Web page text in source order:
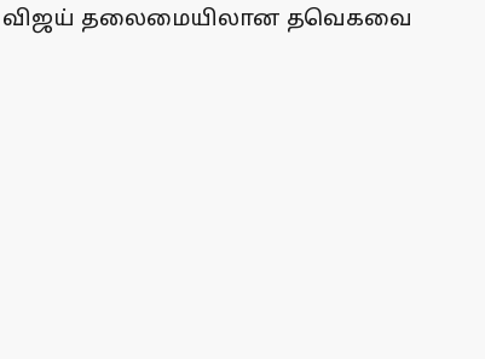
விஜய் தலைமையிலான தவெகவை